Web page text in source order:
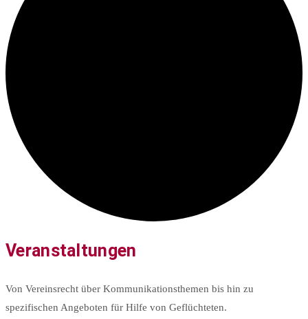
Veranstaltungen
Von Vereinsrecht über Kommunikationsthemen bis hin zu
spezifischen Angeboten für Hilfe von Geflüchteten.